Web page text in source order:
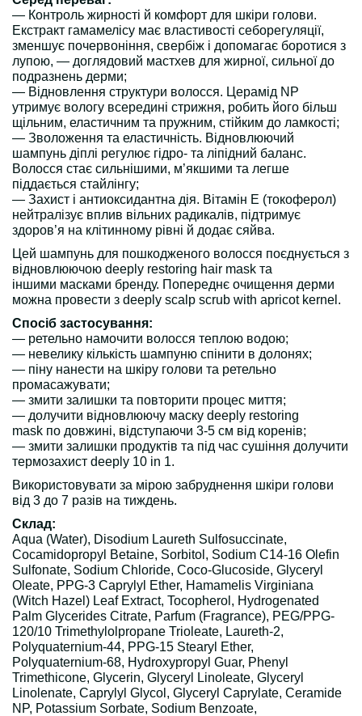
— Контроль жирності й комфорт для шкіри голови.
Екстракт гамамелісу має властивості себорегуляції,
зменшує почервоніння, свербіж і допомагає боротися з
лупою, — доглядовий мастхев для жирної, сильної до
подразнень дерми;
— Відновлення структури волосся. Церамід NP
утримує вологу всередині стрижня, робить його більш
щільним, еластичним та пружним, стійким до ламкості;
— Зволоження та еластичність. Відновлюючий
шампунь діплі регулює гідро- та ліпідний баланс.
Волосся стає сильнішими, м’якшими та легше
піддається стайлінгу;
— Захист і антиоксидантна дія. Вітамін Е (токоферол)
нейтралізує вплив вільних радикалів, підтримує
здоров’я на клітинному рівні й додає сяйва.
Цей шампунь для пошкодженого волосся поєднується з
відновлюючою deeply restoring hair mask та
іншими масками бренду. Попереднє очищення дерми
можна провести з deeply scalp scrub with apricot kernel.
Спосіб застосування:
— ретельно намочити волосся теплою водою;
— невелику кількість шампуню спінити в долонях;
— піну нанести на шкіру голови та ретельно
промасажувати;
— змити залишки та повторити процес миття;
— долучити відновлюючу маску deeply restoring
mask по довжині, відступаючи 3-5 см від коренів;
— змити залишки продуктів та під час сушіння долучити
термозахист deeply 10 in 1.
Використовувати за мірою забруднення шкіри голови
від 3 до 7 разів на тиждень.
Склад:
Aqua (Water), Disodium Laureth Sulfosuccinate,
Cocamidopropyl Betaine, Sorbitol, Sodium C14-16 Olefin
Sulfonate, Sodium Chloride, Coco-Glucoside, Glyceryl
Oleate, PPG-3 Caprylyl Ether, Hamamelis Virginiana
(Witch Hazel) Leaf Extract, Tocopherol, Hydrogenated
Palm Glycerides Citrate, Parfum (Fragrance), PEG/PPG-
120/10 Trimethylolpropane Trioleate, Laureth-2,
Polyquaternium-44, PPG-15 Stearyl Ether,
Polyquaternium-68, Hydroxypropyl Guar, Phenyl
Trimethicone, Glycerin, Glyceryl Linoleate, Glyceryl
Linolenate, Caprylyl Glycol, Glyceryl Caprylate, Ceramide
NP, Potassium Sorbate, Sodium Benzoate,